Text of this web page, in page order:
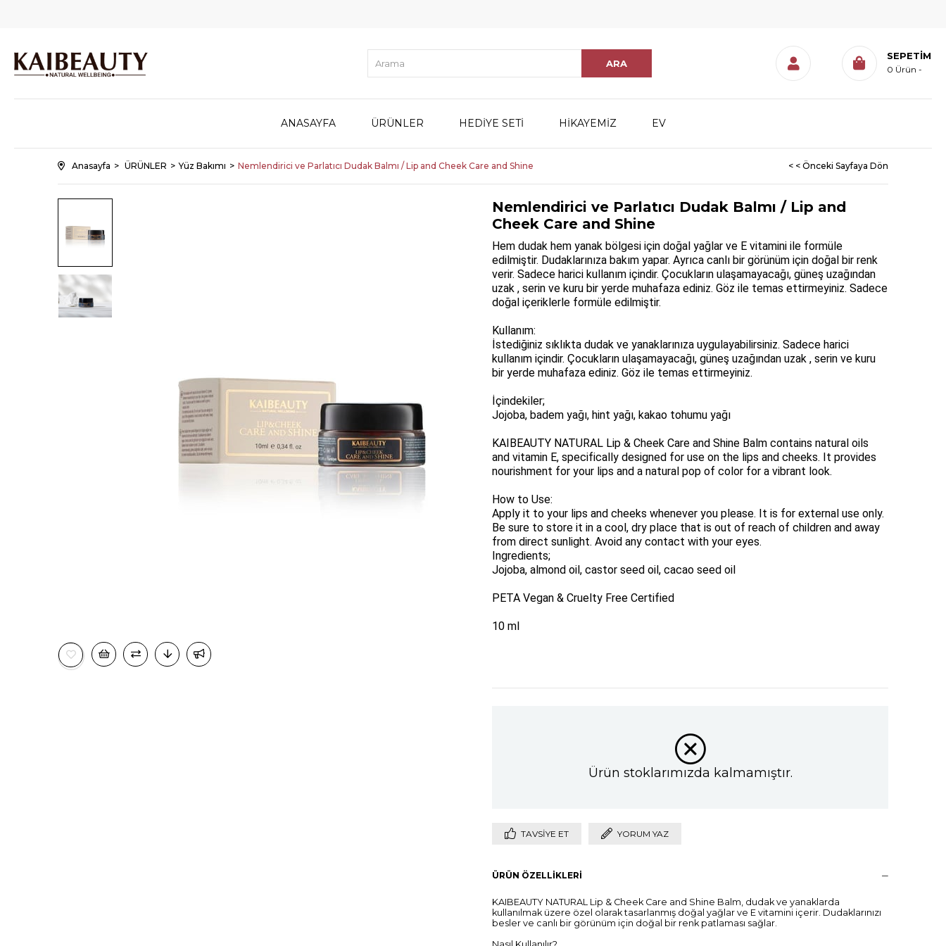
SEPETIM
0 Ürün
ANASAYFA ÜRÜNLER HEDİYE SETİ HİKAYEMİZ EV
Anasayfa ÜRÜNLER Yüz Bakımı Nemlendirici ve Parlatıcı Dudak Balmı / Lip and Cheek Care and Shine < < Önceki Sayfaya Dön
Nemlendirici ve Parlatıcı Dudak Balmı / Lip and
Cheek Care and Shine
Hem dudak hem yanak bölgesi için doğal yağlar ve E vitamini ile formüle
edilmiştir. Dudaklarınıza bakım yapar. Ayrıca canlı bir görünüm için doğal bir renk
verir. Sadece harici kullanım içindir. Çocukların ulaşamayacağı, güneş uzağından
uzak , serin ve kuru bir yerde muhafaza ediniz. Göz ile temas ettirmeyiniz. Sadece
doğal içeriklerle formüle edilmiştir.
Kullanım:
İstediğiniz sıklıkta dudak ve yanaklarınıza uygulayabilirsiniz. Sadece harici
kullanım içindir. Çocukların ulaşamayacağı, güneş uzağından uzak , serin ve kuru
bir yerde muhafaza ediniz. Göz ile temas ettirmeyiniz.
İçindekiler;
Jojoba, badem yağı, hint yağı, kakao tohumu yağı
KAIBEAUTY NATURAL Lip & Cheek Care and Shine Balm contains natural oils
and vitamin E, specifically designed for use on the lips and cheeks. It provides
nourishment for your lips and a natural pop of color for a vibrant look.
How to Use:
Apply it to your lips and cheeks whenever you please. It is for external use only.
Be sure to store it in a cool, dry place that is out of reach of children and away
from direct sunlight. Avoid any contact with your eyes.
Ingredients;
Jojoba, almond oil, castor seed oil, cacao seed oil
PETA Vegan & Cruelty Free Certified
10 ml
Ürün stoklarımızda kalmamıştır.
TAVSIYE ET YORUM YAZ
ÜRÜN ÖZELLIKLERI
KAIBEAUTY NATURAL Lip & Cheek Care and Shine Balm, dudak ve yanaklarda
kullanılmak üzere özel olarak tasarlanmış doğal yağlar ve E vitamini içerir. Dudaklarınızı
besler ve canlı bir görünüm için doğal bir renk patlaması sağlar.